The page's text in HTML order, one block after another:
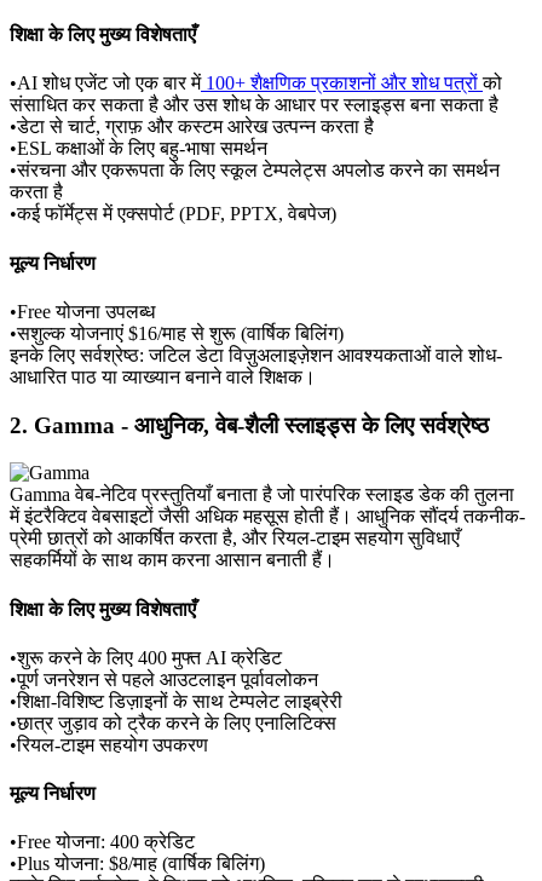
शिक्षा के लिए मुख्य विशेषताएँ
•AI शोध एजेंट जो एक बार में 100+ शैक्षणिक प्रकाशनों और शोध पत्रों को
संसाधित कर सकता है और उस शोध के आधार पर स्लाइड्स बना सकता है
•डेटा से चार्ट, ग्राफ़ और कस्टम आरेख उत्पन्न करता है
•ESL कक्षाओं के लिए बहु-भाषा समर्थन
•संरचना और एकरूपता के लिए स्कूल टेम्पलेट्स अपलोड करने का समर्थन
करता है
•कई फॉर्मेट्स में एक्सपोर्ट (PDF, PPTX, वेबपेज)
मूल्य निर्धारण
•Free योजना उपलब्ध
•सशुल्क योजनाएं $16/माह से शुरू (वार्षिक बिलिंग)
इनके लिए सर्वश्रेष्ठ: जटिल डेटा विज़ुअलाइज़ेशन आवश्यकताओं वाले शोध-
आधारित पाठ या व्याख्यान बनाने वाले शिक्षक।
2. Gamma - आधुनिक, वेब-शैली स्लाइड्स के लिए सर्वश्रेष्ठ
Gamma वेब-नेटिव प्रस्तुतियाँ बनाता है जो पारंपरिक स्लाइड डेक की तुलना
में इंटरैक्टिव वेबसाइटों जैसी अधिक महसूस होती हैं। आधुनिक सौंदर्य तकनीक-
प्रेमी छात्रों को आकर्षित करता है, और रियल-टाइम सहयोग सुविधाएँ
सहकर्मियों के साथ काम करना आसान बनाती हैं।
शिक्षा के लिए मुख्य विशेषताएँ
•शुरू करने के लिए 400 मुफ्त AI क्रेडिट
•पूर्ण जनरेशन से पहले आउटलाइन पूर्वावलोकन
•शिक्षा-विशिष्ट डिज़ाइनों के साथ टेम्पलेट लाइब्रेरी
•छात्र जुड़ाव को ट्रैक करने के लिए एनालिटिक्स
•रियल-टाइम सहयोग उपकरण
मूल्य निर्धारण
•Free योजना: 400 क्रेडिट
•Plus योजना: $8/माह (वार्षिक बिलिंग)